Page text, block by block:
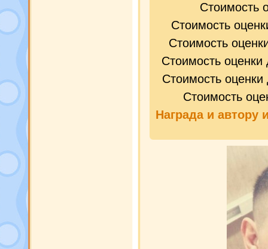
Стоимость
Стоимость
Стоимость
Стоимость
Стоимость
Стоимость
Награда и автору